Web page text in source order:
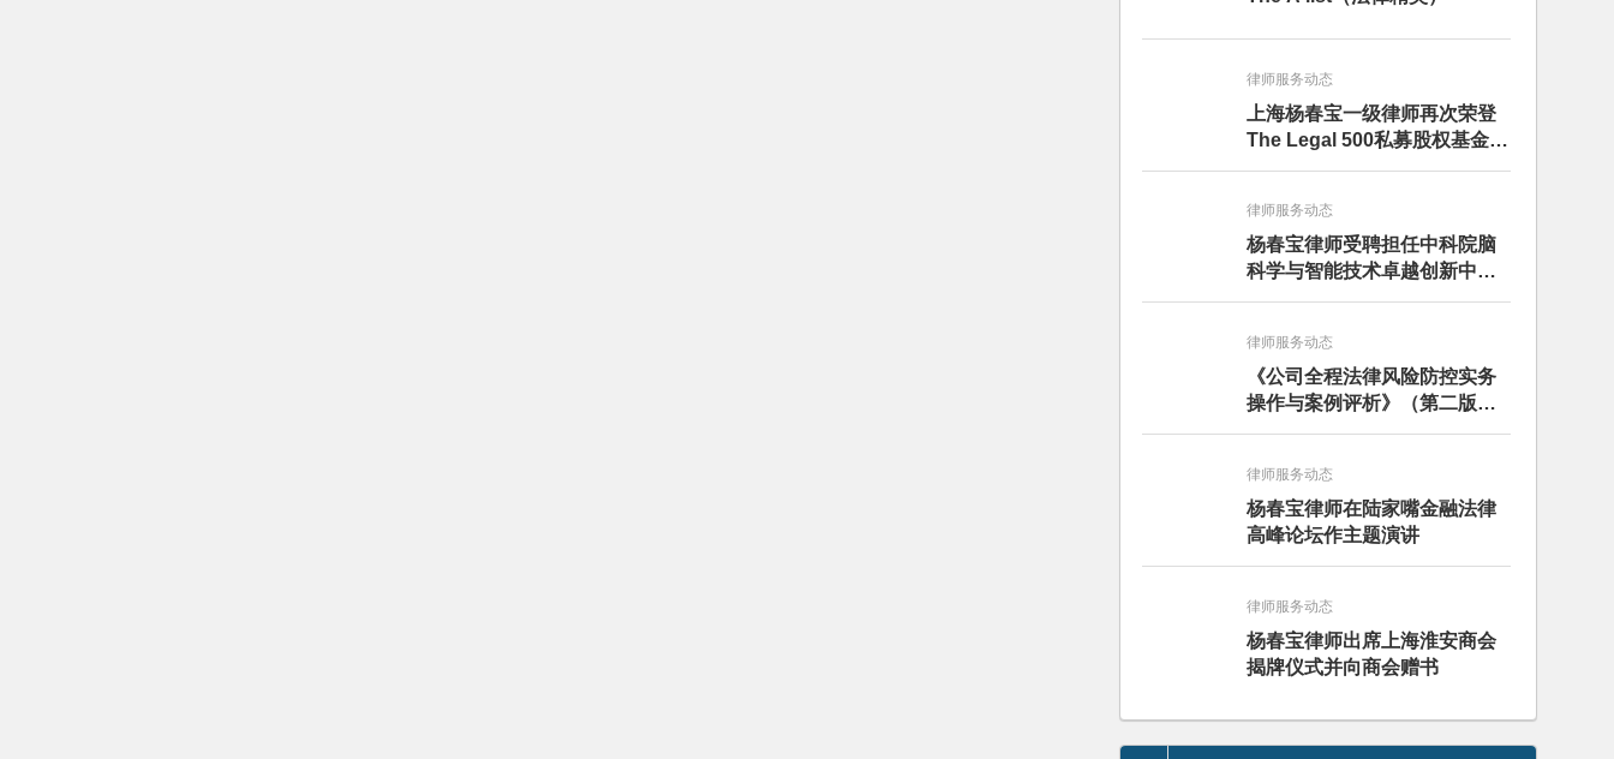
律师服务动态
上海杨春宝一级律师再次荣登
The Legal 500私募股权基金律
师榜单
律师服务动态
杨春宝律师受聘担任中科院脑
科学与智能技术卓越创新中心
法律顾问
律师服务动态
《公司全程法律风险防控实务
操作与案例评析》（第二版）
出版发行
律师服务动态
杨春宝律师在陆家嘴金融法律
高峰论坛作主题演讲
律师服务动态
杨春宝律师出席上海淮安商会
揭牌仪式并向商会赠书